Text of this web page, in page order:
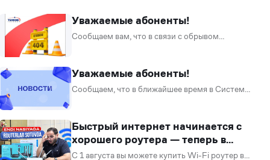
Уважаемые абоненты!
Сообщаем вам, что в связи с обрывом
Мы прилагаем все усилия для скорейшего
восстановления.
Уважаемые абоненты!
Сообщаем, что в ближайшее время в Системе
обновления, чтобы сделать программу ещё
более удобной, понятной и выгодной для вас.
Быстрый интернет начинается с
хорошего роутера — теперь в
рассрочку!
С 1 августа вы можете купить Wi-Fi роутер в